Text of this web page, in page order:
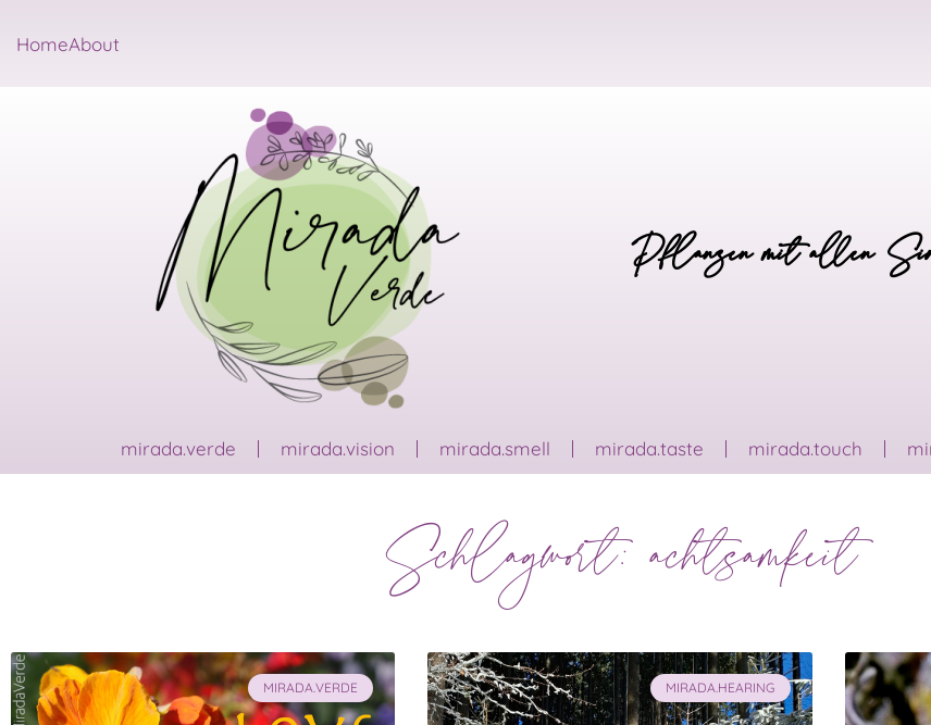
HomeAbout
Pflanzen mit allen
mirada.verde mirada.vision mirada.smell mirada.taste mirada.touch
Schlagwort: achtsamkeit
MIRADA.VERDE MIRADA.HEARING